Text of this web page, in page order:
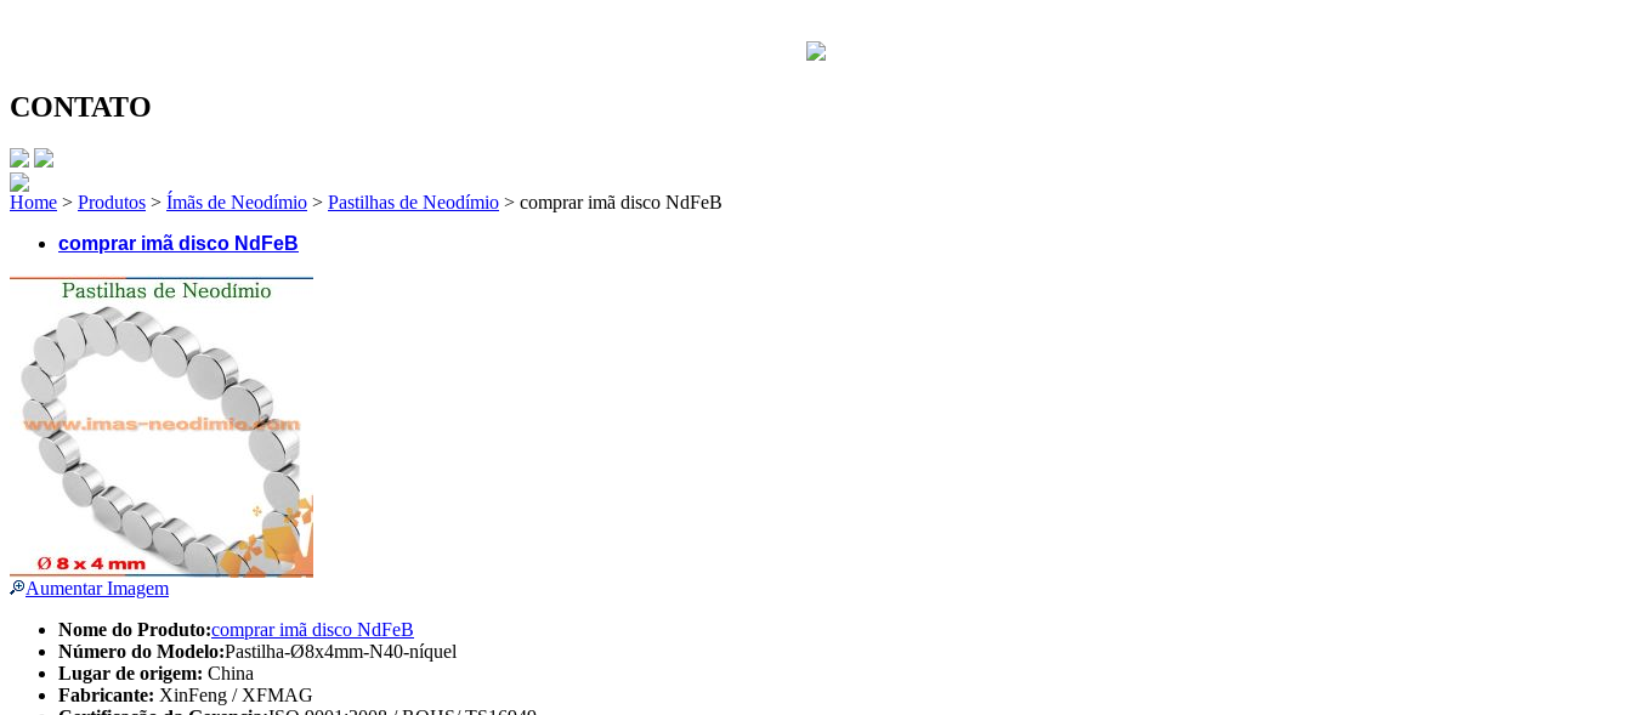
CONTATO
Home > Produtos > Ímãs de Neodímio > Pastilhas de Neodímio > comprar imã disco NdFeB
comprar imã disco NdFeB
Aumentar Imagem
Nome do Produto:comprar imã disco NdFeB
Número do Modelo:Pastilha-Ø8x4mm-N40-níquel
Lugar de origem: China
Fabricante: XinFeng / XFMAG